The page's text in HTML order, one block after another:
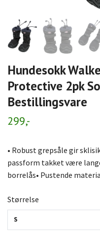
Hundesokk
Protective 2pk
Bestillingsvare
299,-
• Robust grepsåle gir
passform takket være
borrelås• Pustende
Størrelse
S